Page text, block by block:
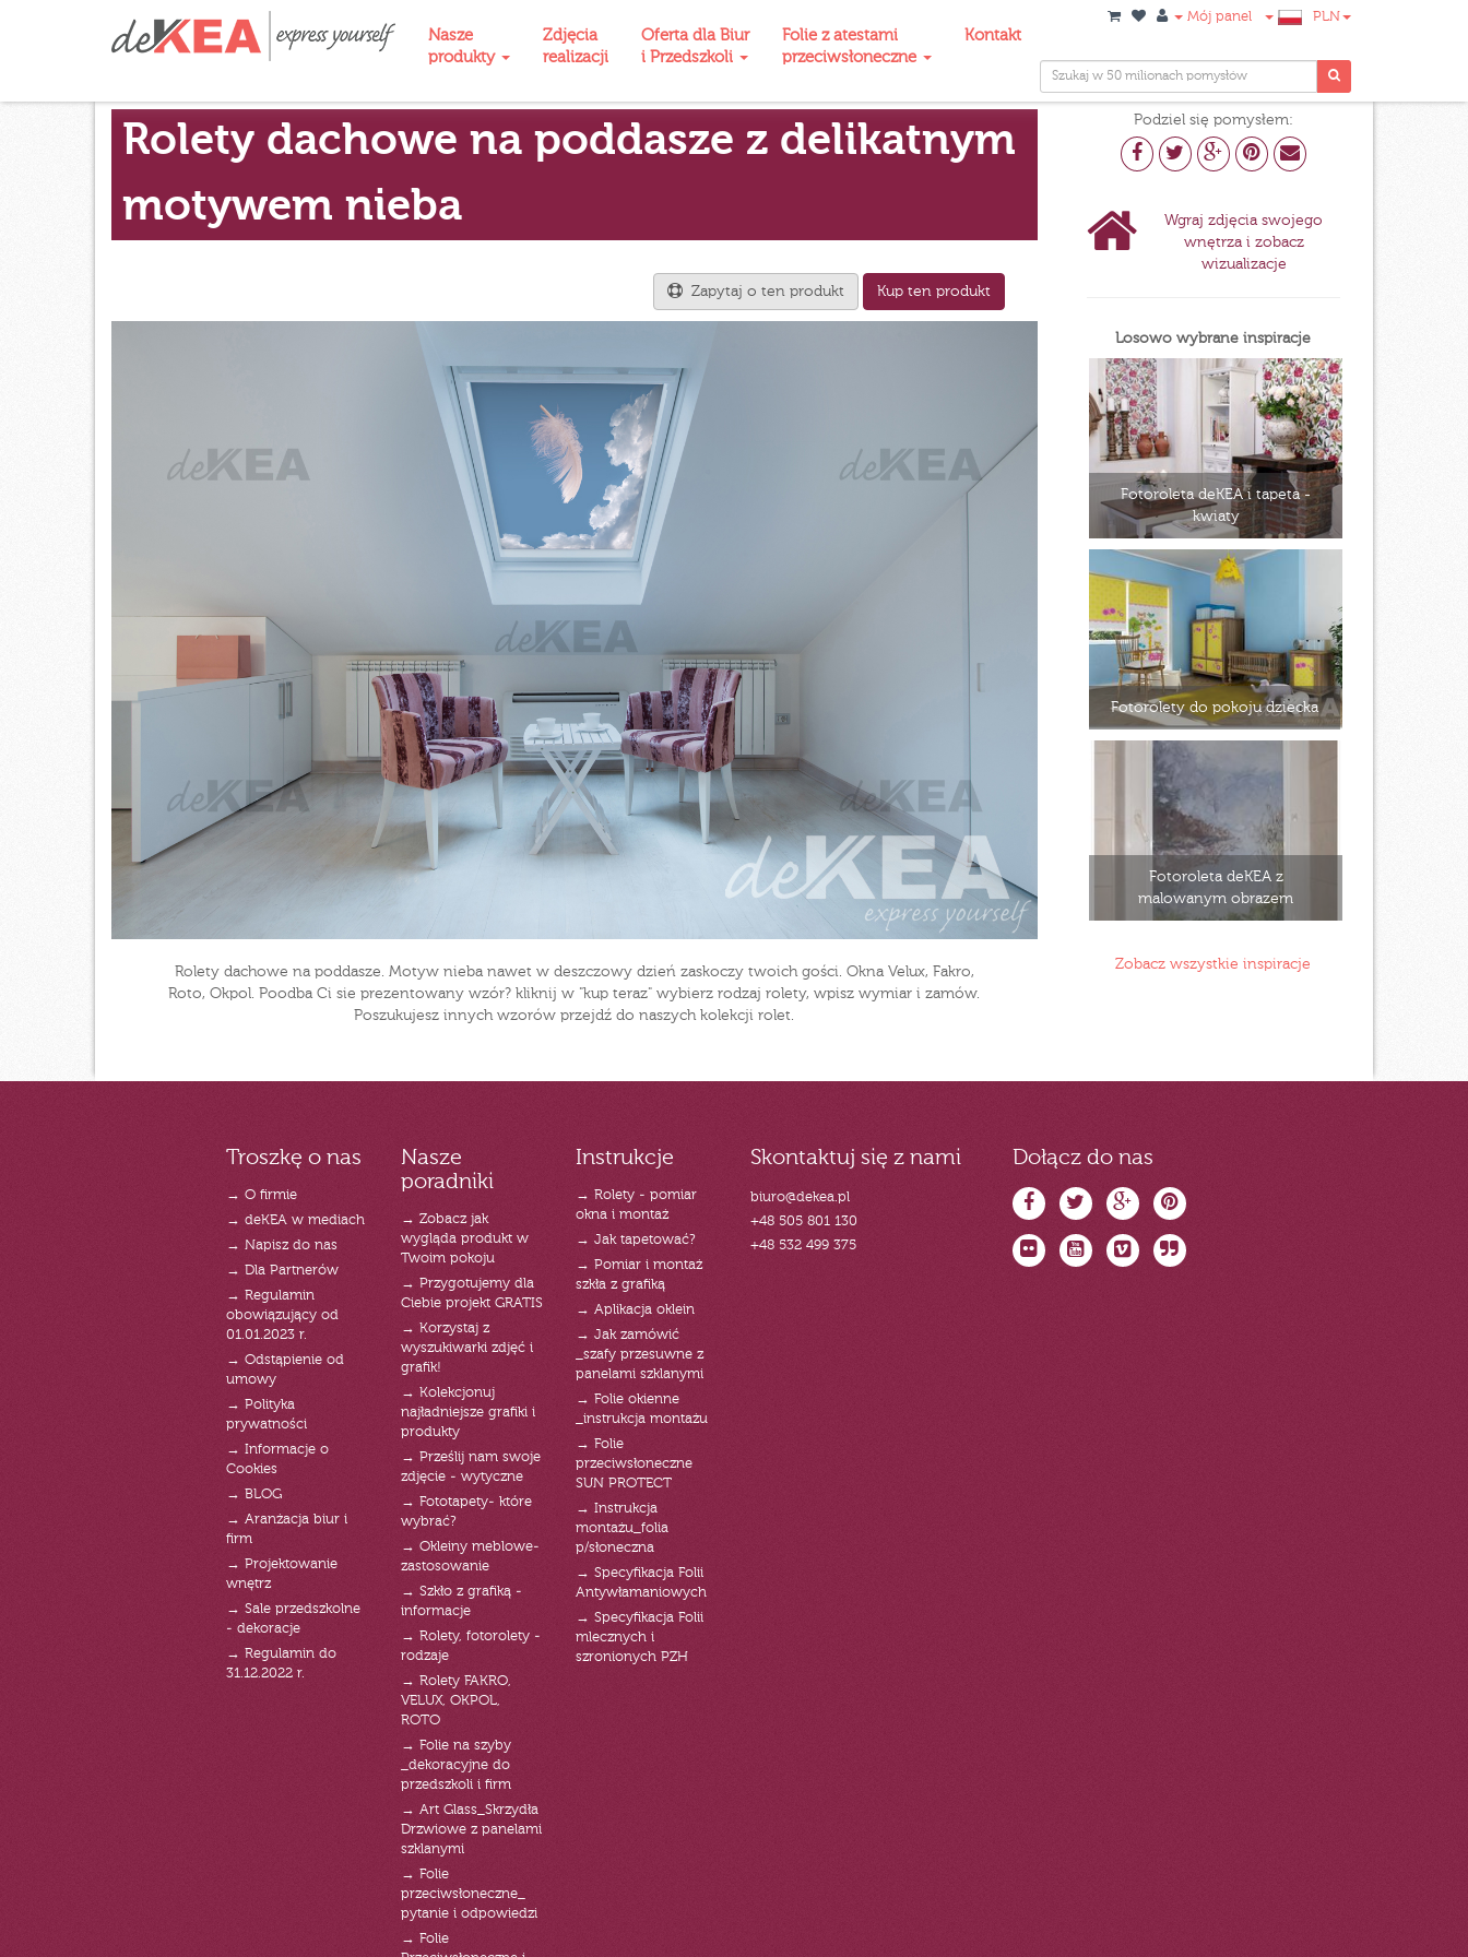
Nasze
produkty
Zdjęcia
realizacji
Oferta dla Biur
i Przedszkoli
Folie z atestami
przeciwsłoneczne
Kontakt
Mój panel PLN
Rolety dachowe na poddasze z delikatnym
motywem nieba
Zapytaj o ten produkt Kup ten produkt
Rolety dachowe na poddasze. Motyw nieba nawet w deszczowy dzień zaskoczy twoich gości. Okna Velux, Fakro,
Roto, Okpol. Poodba Ci sie prezentowany wzór? kliknij w "kup teraz" wybierz rodzaj rolety, wpisz wymiar i zamów.
Poszukujesz innych wzorów przejdź do naszych kolekcji rolet.
Podziel się pomysłem:
Wgraj zdjęcia swojego
wnętrza i zobacz
wizualizacje
Losowo wybrane inspiracje
Fotoroleta deKEA i tapeta -
kwiaty
Fotorolety do pokoju dziecka
Fotoroleta deKEA z
malowanym obrazem
Zobacz wszystkie inspiracje
Troszkę o nas
→ O firmie
→ deKEA w mediach
→ Napisz do nas
→ Dla Partnerów
→ Regulamin
obowiązujący od
01.01.2023 r.
→ Odstąpienie od
umowy
→ Polityka
prywatności
→ Informacje o
Cookies
→ BLOG
→ Aranżacja biur i
firm
→ Projektowanie
wnętrz
→ Sale przedszkolne
- dekoracje
→ Regulamin do
31.12.2022 r.
Nasze
poradniki
→ Zobacz jak
wygląda produkt w
Twoim pokoju
→ Przygotujemy dla
Ciebie projekt GRATIS
→ Korzystaj z
wyszukiwarki zdjęć i
grafik!
→ Kolekcjonuj
najładniejsze grafiki i
produkty
→ Prześlij nam swoje
zdjęcie - wytyczne
→ Fototapety- które
wybrać?
→ Okleiny meblowe-
zastosowanie
→ Szkło z grafiką -
informacje
→ Rolety, fotorolety -
rodzaje
→ Rolety FAKRO,
VELUX, OKPOL,
ROTO
→ Folie na szyby
_dekoracyjne do
przedszkoli i firm
→ Art Glass_Skrzydła
Drzwiowe z panelami
szklanymi
→ Folie
przeciwsłoneczne_
pytanie i odpowiedzi
→ Folie
Instrukcje
→ Rolety - pomiar
okna i montaż
→ Jak tapetować?
→ Pomiar i montaż
szkła z grafiką
→ Aplikacja oklein
→ Jak zamówić
_szafy przesuwne z
panelami szklanymi
→ Folie okienne
_instrukcja montażu
→ Folie
przeciwsłoneczne
SUN PROTECT
→ Instrukcja
montażu_folia
p/słoneczna
→ Specyfikacja Folii
Antywłamaniowych
→ Specyfikacja Folii
mlecznych i
szronionych PZH
Skontaktuj się z nami
biuro@dekea.pl
+48 505 801 130
+48 532 499 375
Dołącz do nas